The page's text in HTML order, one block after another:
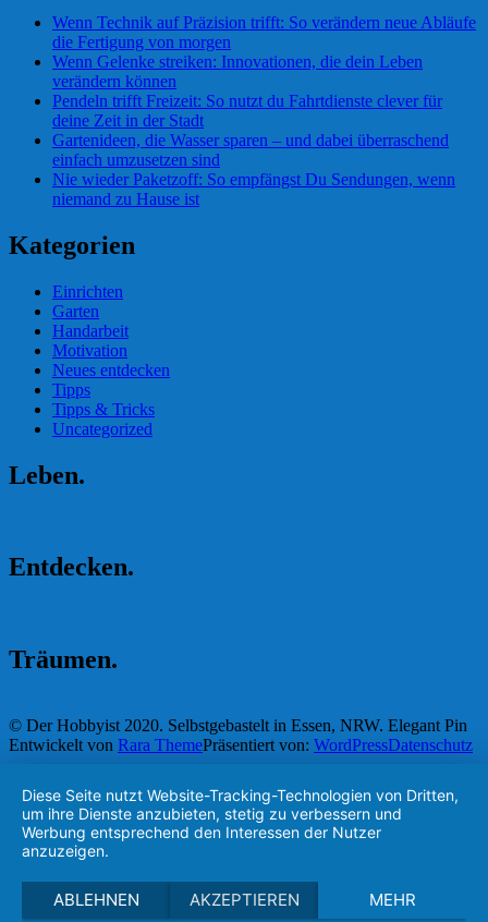
Wenn Technik auf Präzision trifft: So verändern neue Abläufe
die Fertigung von morgen
Wenn Gelenke streiken: Innovationen, die dein Leben
verändern können
Pendeln trifft Freizeit: So nutzt du Fahrtdienste clever für
deine Zeit in der Stadt
Gartenideen, die Wasser sparen – und dabei überraschend
einfach umzusetzen sind
Nie wieder Paketzoff: So empfängst Du Sendungen, wenn
niemand zu Hause ist
Kategorien
Einrichten
Garten
Handarbeit
Motivation
Neues entdecken
Tipps
Tipps & Tricks
Uncategorized
Leben.
Entdecken.
Träumen.
© Der Hobbyist 2020. Selbstgebastelt in Essen, NRW. Elegant Pin
Entwickelt von Rara ThemePräsentiert von: WordPressDatenschutz
Diese Seite nutzt Website-Tracking-Technologien von Dritten,
um ihre Dienste anzubieten, stetig zu verbessern und
Werbung entsprechend den Interessen der Nutzer
anzuzeigen.
ABLEHNEN AKZEPTIEREN MEHR